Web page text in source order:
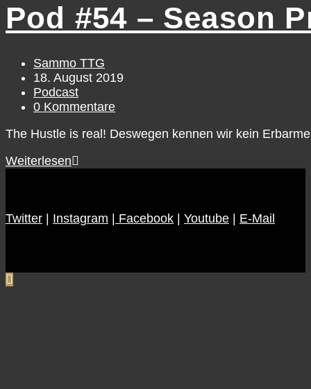
Klassiker,
Spiel
Pod #54 – Season
Beitrags-
Autor:
Sammo TTG
Beitrag
veröffentlicht:
18. August 2019
Beitrags-
Kategorie:
Podcast
Beitrags-
0 Kommentare
The Hustle is real! Deswegen kennen wir kein
WeiterlesenPod
Previews
Twitter | Instagram | Facebook | Youtube | E-Mail